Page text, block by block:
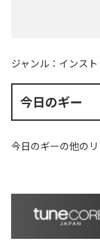
ジャンル： インス
今日のギー
今日のギーの他のリ